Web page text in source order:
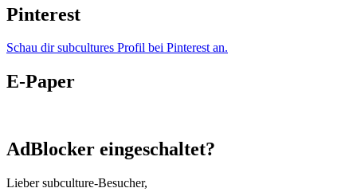
Pinterest
Schau dir subcultures Profil bei Pinterest an.
E-Paper
AdBlocker eingeschaltet?
Lieber subculture-Besucher,